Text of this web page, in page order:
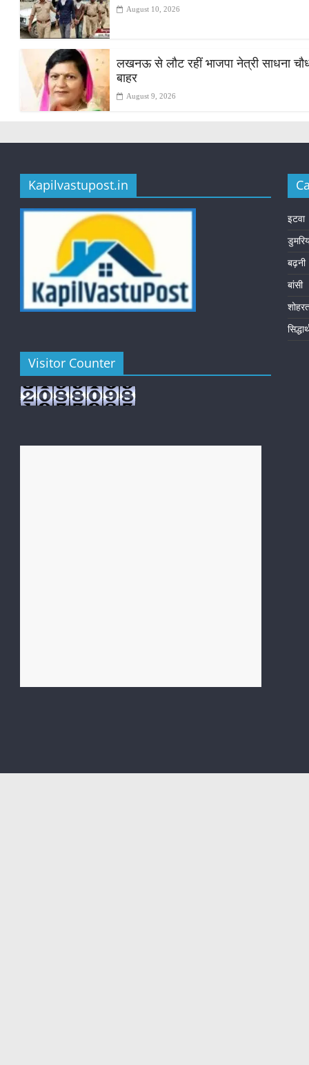
August 10, 2026
लखनऊ से लौट रहीं भाजपा नेत्री साधना
बाहर
August 9, 2026
Kapilvastupost.in
Visitor Counter
इटवा
बढ़नी
बांसी